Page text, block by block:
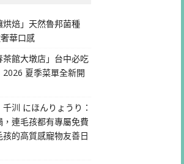
焙」天然魯邦菌種
華口感
館大墩店」台中必吃
夏季菜單全新開
汌 にほんりょうり：
連毛孩都有專屬免費
的高質感寵物友善日